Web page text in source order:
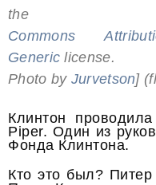
Commons
Generic license.
Photo by Jurvetson]
Клинтон
Piper. Один из
Фонда Клинтона.
Кто это был?